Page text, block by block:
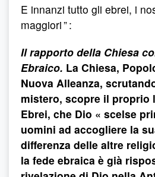
E innanzi tutto gli ebrei, i
maggiori ” :
Il rapporto della Chiesa
Ebraico. La Chiesa,
Nuova Alleanza,
mistero, scopre il proprio
Ebrei, che Dio « scelse
uomini ad accogliere la
differenza delle altre
la fede ebraica è già